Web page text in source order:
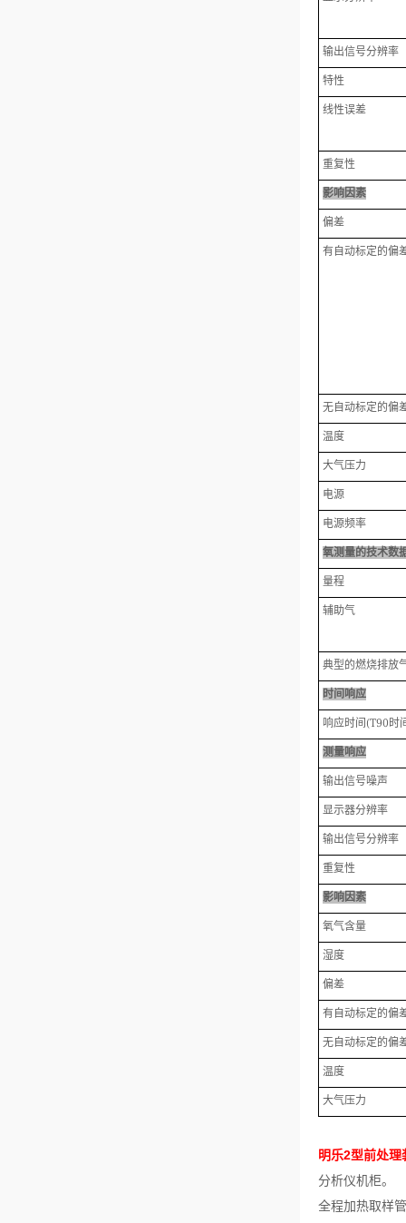
输出信号分辨率
特性
线性误差
重复性
影响因素
偏差
有自动标定的偏
无自动标定的偏
温度
大气压力
电源
电源频率
氧测量的技术数
量程
辅助气
典型的燃烧排放
时间响应
响应时间 (T90时
测量响应
输出信号噪声
显示器分辨率
输出信号分辨率
重复性
影响因素
氧气含量
湿度
偏差
有自动标定的偏
无自动标定的偏
温度
大气压力
明乐2型前处理
分析仪机柜。
全程加热取样